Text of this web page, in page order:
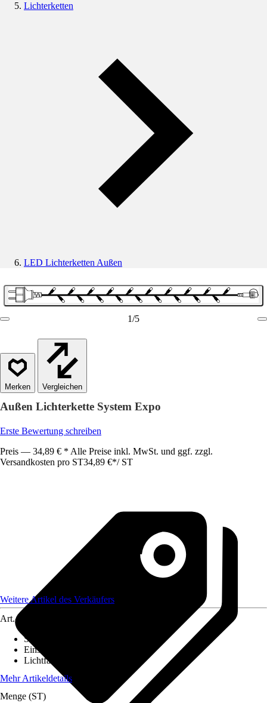
Lichterketten
LED Lichterketten Außen
1/5
Vergleichen
Außen Lichterkette System Expo
Erste Bewertung schreiben
Preis — 34,89 € * Alle Preise inkl. MwSt. und ggf. zzgl.
Versandkosten pro ST34,89 €*/ ST
Weitere Artikel des Verkäufers
Art.-Nr.
Stromversorgung
Einsatzbereich
Lichtfarbe
Mehr Artikeldetails
Menge (ST)